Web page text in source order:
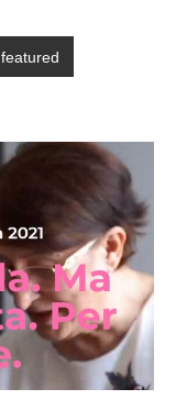
featured